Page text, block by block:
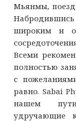
Мьянмы,
широким и
Всеми
полностью
с
равно. Sabai
нашем
удручающие